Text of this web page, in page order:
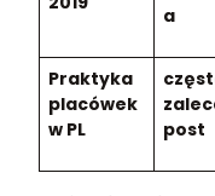
a
Praktyka
placówek
w PL
post